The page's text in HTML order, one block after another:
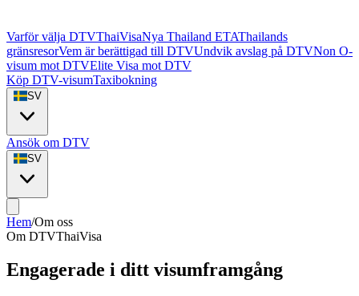
Varför välja DTVThaiVisaNya Thailand ETAThailands
gränsresorVem är berättigad till DTVUndvik avslag på DTVNon O-
visum mot DTVElite Visa mot DTV
Köp DTV-visumTaxibokning
SV
Ansök om DTV
SV
Hem/Om oss
Om DTVThaiVisa
Engagerade i ditt visumframgång